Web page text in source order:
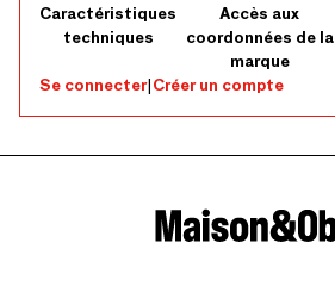
Caractéristiques
techniques
Accès aux
coordonnées de la
marque
Se connecter|Créer un compte